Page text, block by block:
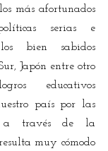
más afortunados
serias e
bien sabidos
Japón entre otro
educativos
país por las
a través de la
muy cómodo